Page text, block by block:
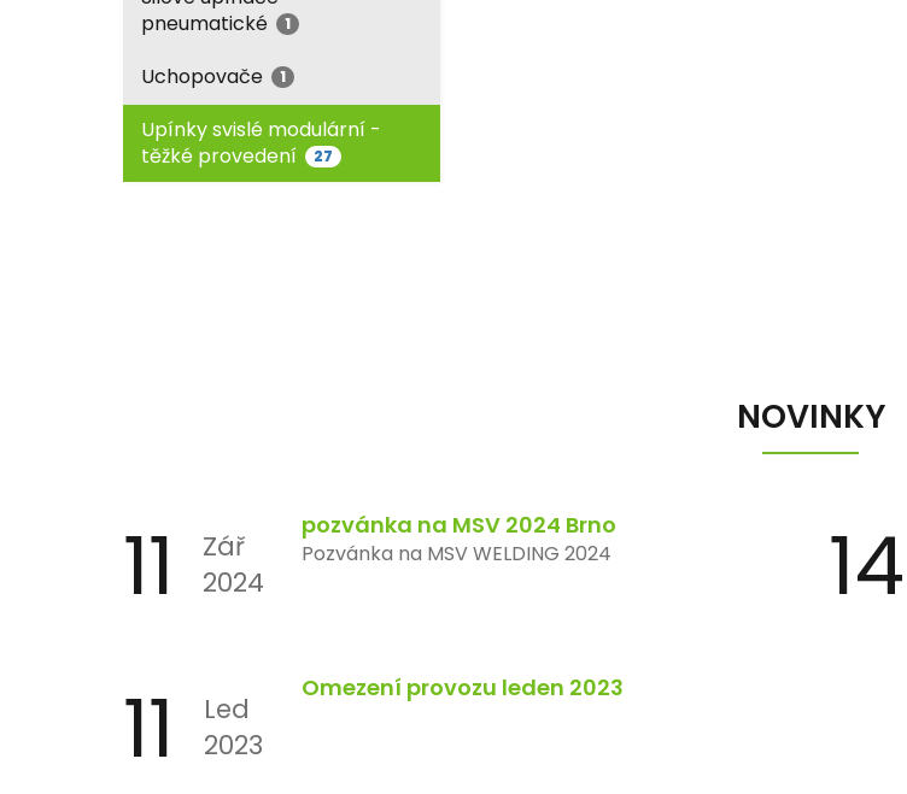
pneumatické
1
Uchopovače 1
Upínky svislé modulární -
těžké provedení
27
NOVINKY
11
Zář
2024
pozvánka na MSV 2024 Brno
Pozvánka na MSV WELDING 2024 14
11
Led
2023
Omezení provozu leden 2023